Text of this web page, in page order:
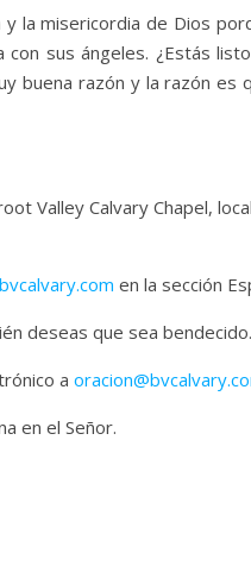
la misericordia de Dios
sus ángeles. ¿Estás
buena razón y la razón es
Valley Calvary Chapel,
en la sección
deseas que sea bendecido.
a
en el Señor.